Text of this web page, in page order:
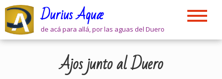
Skip
content
Durius Aquæ
de acá para allá, por las aguas del Duero
Ajos junto al Duero